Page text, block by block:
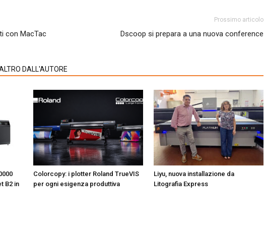
con MacTac
Prossimo articolo
Dscoop si prepara a una nuova conference
DALL'AUTORE
B2 in
Colorcopy: i plotter Roland TrueVIS
per ogni esigenza produttiva
Liyu, nuova installazione da
Litografia Express